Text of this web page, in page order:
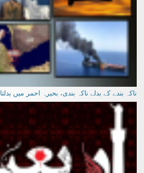
ناکہ بندے کے بدلے ناکہ بندی، بحیرہ احمر میں